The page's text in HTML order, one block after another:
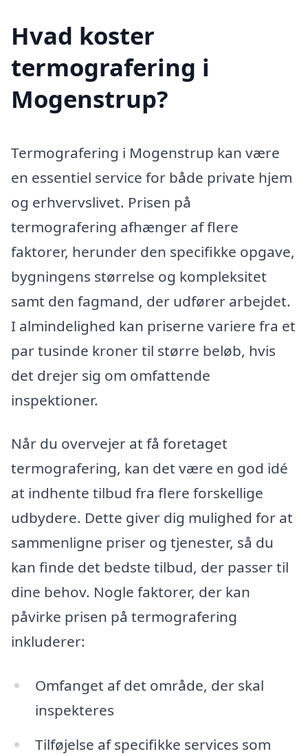
Hvad koster
termografering i
Mogenstrup?
Termografering i Mogenstrup kan være
en essentiel service for både private hjem
og erhvervslivet. Prisen på
termografering afhænger af flere
faktorer, herunder den specifikke opgave,
bygningens størrelse og kompleksitet
samt den fagmand, der udfører arbejdet.
I almindelighed kan priserne variere fra et
par tusinde kroner til større beløb, hvis
det drejer sig om omfattende
inspektioner.
Når du overvejer at få foretaget
termografering, kan det være en god idé
at indhente tilbud fra flere forskellige
udbydere. Dette giver dig mulighed for at
sammenligne priser og tjenester, så du
kan finde det bedste tilbud, der passer til
dine behov. Nogle faktorer, der kan
påvirke prisen på termografering
inkluderer:
Omfanget af det område, der skal
inspekteres
Tilføjelse af specifikke services som